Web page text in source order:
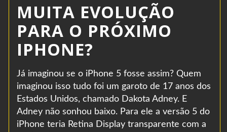
MUITA EVOLUÇÃO
PARA O PRÓXIMO
IPHONE?
Já imaginou se o iPhone 5 fosse assim? Quem
imaginou isso tudo foi um garoto de 17 anos dos
Estados Unidos, chamado Dakota Adney. E
Adney não sonhou baixo. Para ele a versão 5 do
iPhone teria Retina Display transparente com a